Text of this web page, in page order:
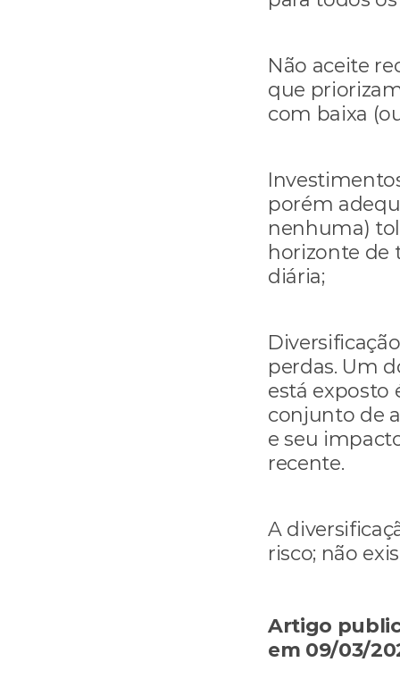
Não aceite
que
com baixa
porém
nenhuma)
horizonte de
diária;
perdas. Um
está exposto
conjunto de
e seu
recente.
A
risco; não
Artigo
em 09/03/